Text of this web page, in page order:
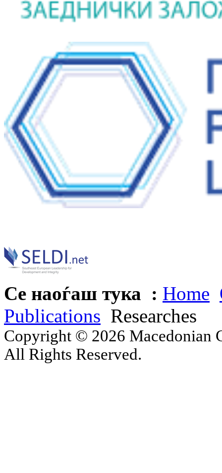
Се наоѓаш тука : Home
Publications Researches
Copyright © 2026 Macedonian
All Rights Reserved.